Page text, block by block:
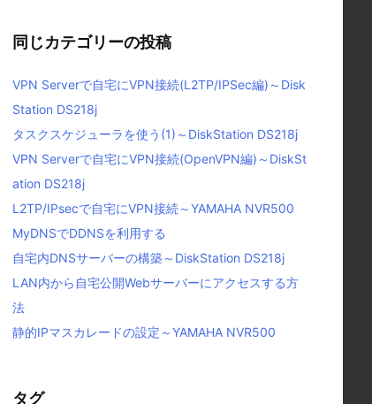
同じカテゴリーの投稿
VPN Serverで自宅にVPN接続(L2TP/IPSec編)～Disk
Station DS218j
タスクスケジューラを使う(1)～DiskStation DS218j
VPN Serverで自宅にVPN接続(OpenVPN編)～DiskSt
ation DS218j
L2TP/IPsecで自宅にVPN接続～YAMAHA NVR500
MyDNSでDDNSを利用する
自宅内DNSサーバーの構築～DiskStation DS218j
LAN内から自宅公開Webサーバーにアクセスする方
法
静的IPマスカレードの設定～YAMAHA NVR500
タグ